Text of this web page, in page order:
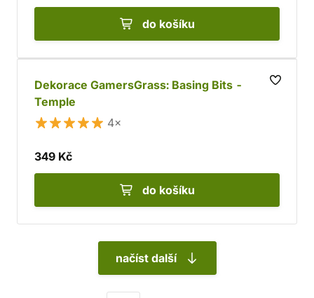
do košíku
Dekorace GamersGrass: Basing Bits -
Temple
4×
349 Kč
do košíku
načíst další